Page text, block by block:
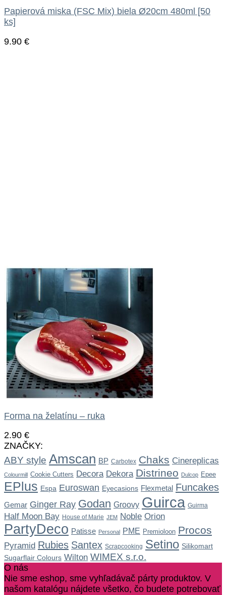
Papierová miska (FSC Mix) biela Ø20cm 480ml [50
ks]
9.90 €
Forma na želatínu – ruka
2.90 €
ZNAČKY:
ABY style Amscan BP Carbotex Chaks Cinereplicas
Colourmill Cookie Cutters Decora Dekora Distrineo Dulcop Epee
EPlus Espa Euroswan Eyecasions Flexmetal Funcakes
Gemar Ginger Ray Godan Groovy Guirca Guirma
Half Moon Bay House of Marie JEM Noble Orion
PartyDeco Patisse Personal PME Premioloon Procos
Pyramid Rubies Santex Scrapcooking Setino Silikomart
Sugarflair Colours Wilton WIMEX s.r.o.
O nás
Nie sme eshop, sme vyhľadávač párty produktov. V
našom katalógu nájdete všetko, čo budete potrebovať